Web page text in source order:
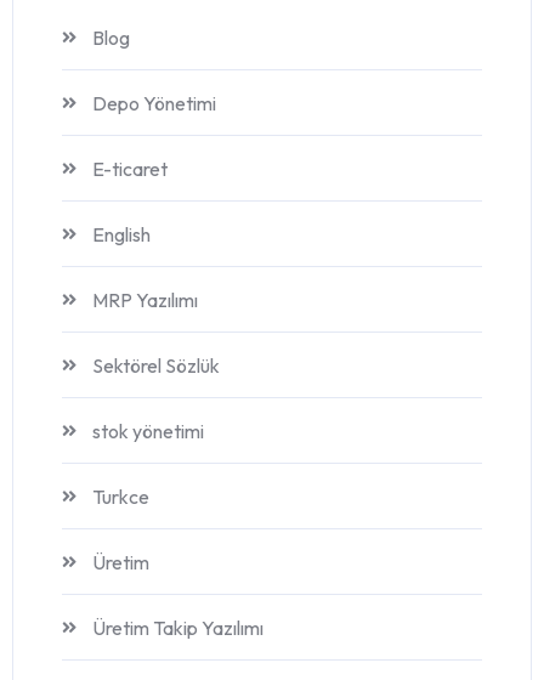
Blog
Depo Yönetimi
E-ticaret
English
MRP Yazılımı
Sektörel Sözlük
stok yönetimi
Turkce
Üretim
Üretim Takip Yazılımı